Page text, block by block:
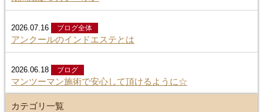
2026.07.16 ブログ全体
アンクールのインドエステとは
2026.06.18 ブログ
マンツーマン施術で安心して頂けるように☆
カテゴリ一覧